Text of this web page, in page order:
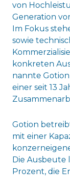
von
Generation
Im Fokus
sowie
konkreten
nannte
einer seit 13
Gotion
mit einer
Die Ausbeute
Prozent, die